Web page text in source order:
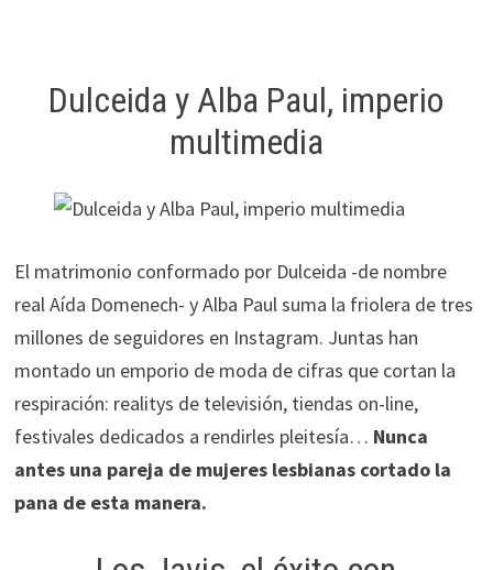
Dulceida y Alba Paul, imperio
multimedia
El matrimonio conformado por Dulceida -de nombre
real Aída Domenech- y Alba Paul suma la friolera de tres
millones de seguidores en Instagram. Juntas han
montado un emporio de moda de cifras que cortan la
respiración: realitys de televisión, tiendas on-line,
festivales dedicados a rendirles pleitesía… Nunca
antes una pareja de mujeres lesbianas cortado la
pana de esta manera.